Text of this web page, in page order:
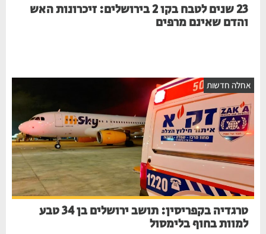
23 שנים לטבח בקו 2 בירושלים: זיכרונות האש
והדם שאינם מרפים
אחלה חדשות
טרגדיה בקפריסין: תושב ירושלים בן 34 טבע
למוות בחוף בלימסול